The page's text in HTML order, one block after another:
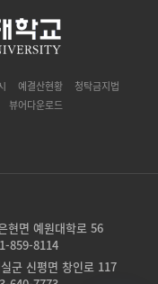
예결산현황
청탁금지법
뷰어다운로드
현면 예원대학로 56
859-8114
군 신평면 창인로 117